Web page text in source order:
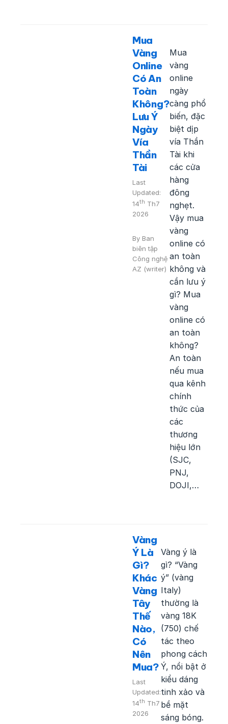
Mua
Vàng
Online
Có An
Toàn
Không?
Lưu Ý
Ngày
Vía
Thần
Tài
Last
Updated:
14th Th7
2026
By Ban
biên tập
Công nghệ
AZ (writer)
Mua
vàng
online
ngày
càng phổ
biến, đặc
biệt dịp
vía Thần
Tài khi
các cửa
hàng
đông
nghẹt.
Vậy mua
vàng
online có
an toàn
không và
cần lưu ý
gì? Mua
vàng
online có
an toàn
không?
An toàn
nếu mua
qua kênh
chính
thức của
các
thương
hiệu lớn
(SJC,
PNJ,
DOJI,…
Vàng
Ý Là
Gì?
Khác
Vàng
Tây
Thế
Nào,
Có
Nên
Mua?
Last
Updated:
14th Th7
2026
Vàng ý là
gì? “Vàng
ý” (vàng
Italy)
thường là
vàng 18K
(750) chế
tác theo
phong cách
Ý, nổi bật ở
kiểu dáng
tinh xảo và
bề mặt
sáng bóng.